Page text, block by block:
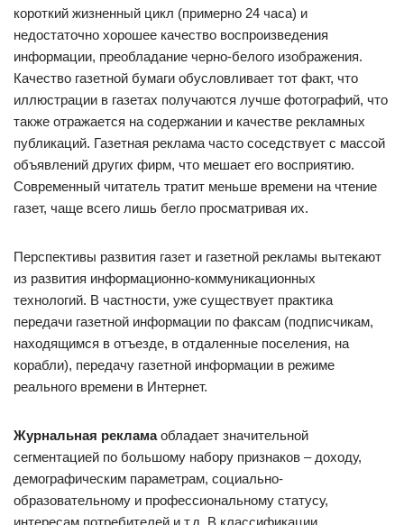
короткий жизненный цикл (примерно 24 часа) и
недостаточно хорошее качество воспроизведения
информации, преобладание черно-белого изображения.
Качество газетной бумаги обусловливает тот факт, что
иллюстрации в газетах получаются лучше фотографий, что
также отражается на содержании и качестве рекламных
публикаций. Газетная реклама часто соседствует с массой
объявлений других фирм, что мешает его восприятию.
Современный читатель тратит меньше времени на чтение
газет, чаще всего лишь бегло просматривая их.
Перспективы развития газет и газетной рекламы вытекают
из развития информационно-коммуникационных
технологий. В частности, уже существует практика
передачи газетной информации по факсам (подписчикам,
находящимся в отъезде, в отдаленные поселения, на
корабли), передачу газетной информации в режиме
реального времени в Интернет.
Журнальная рекламаобладает значительной
сегментацией по большому набору признаков – доходу,
демографическим параметрам, социально-
образовательному и профессиональному статусу,
интересам потребителей и т.д. В классификации